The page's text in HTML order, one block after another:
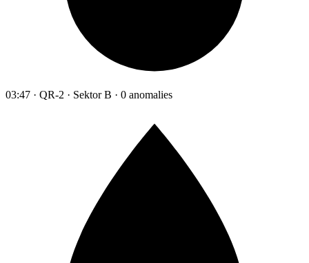
03:47 · QR-2 · Sektor B · 0 anomalies